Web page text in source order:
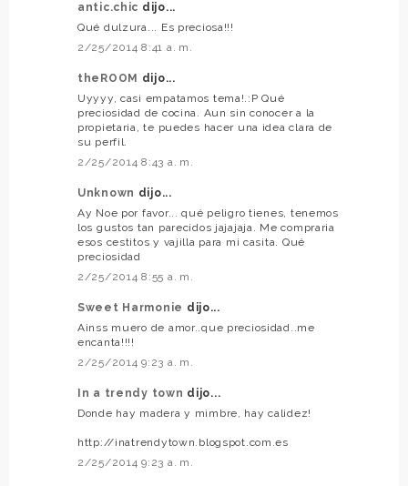
antic.chic dijo...
Qué dulzura... Es preciosa!!!
2/25/2014 8:41 a. m.
theROOM dijo...
Uyyyy, casi empatamos tema!.:P Qué
preciosidad de cocina. Aun sin conocer a la
propietaria, te puedes hacer una idea clara de
su perfil.
2/25/2014 8:43 a. m.
Unknown dijo...
Ay Noe por favor... qué peligro tienes, tenemos
los gustos tan parecidos jajajaja. Me compraria
esos cestitos y vajilla para mi casita. Qué
preciosidad
2/25/2014 8:55 a. m.
Sweet Harmonie dijo...
Ainss muero de amor..que preciosidad..me
encanta!!!!
2/25/2014 9:23 a. m.
In a trendy town dijo...
Donde hay madera y mimbre, hay calidez!
http://inatrendytown.blogspot.com.es
2/25/2014 9:23 a. m.